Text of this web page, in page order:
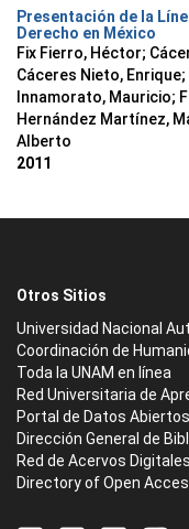
Presentación de la
Derecho en México
Fix Fierro, Héctor;
Cáceres Nieto, Enrique;
Innamorato, Mauricio;
Hernández Martínez,
Alberto
2011
Otros Sitios
Universidad Nacional
Coordinación de
Toda la UNAM en línea
Red Universitaria de
Portal de Datos Abiertos
Dirección General de
Red de Acervos Digitales
Directory of Open